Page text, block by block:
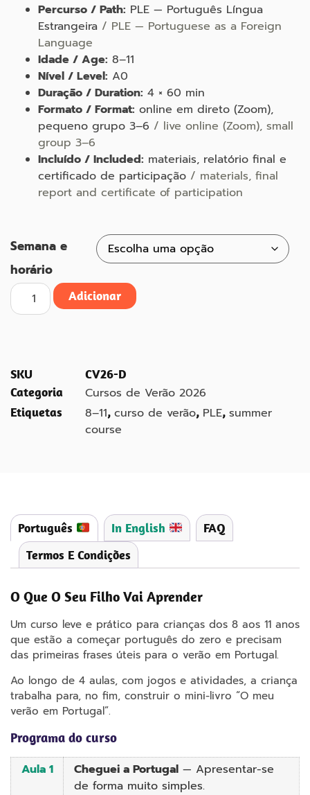
Percurso / Path: PLE — Português Língua
Estrangeira / PLE — Portuguese as a Foreign
Language
Idade / Age: 8–11
Nível / Level: A0
Duração / Duration: 4 × 60 min
Formato / Format: online em direto (Zoom),
pequeno grupo 3–6 / live online (Zoom), small
group 3–6
Incluído / Included: materiais, relatório final e
certificado de participação / materials, final
report and certificate of participation
Semana e
horário
Adicionar
SKU
CV26-D
Categoria
Cursos de Verão 2026
Etiquetas 8–11, curso de verão, PLE, summer
course
Português In English
FAQ
Termos E Condições
O Que O Seu Filho Vai Aprender
Um curso leve e prático para crianças dos 8 aos 11 anos
que estão a começar português do zero e precisam
das primeiras frases úteis para o verão em Portugal.
Ao longo de 4 aulas, com jogos e atividades, a criança
trabalha para, no fim, construir o mini-livro “O meu
verão em Portugal”.
Programa do curso
Aula 1
Cheguei a Portugal — Apresentar-se
de forma muito simples.